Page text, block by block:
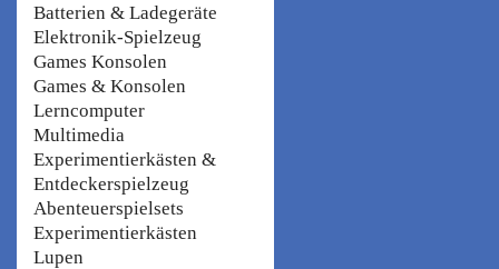
Batterien & Ladegeräte
Elektronik-Spielzeug
Games Konsolen
Games & Konsolen
Lerncomputer
Multimedia
Experimentierkästen &
Entdeckerspielzeug
Abenteuerspielsets
Experimentierkästen
Lupen